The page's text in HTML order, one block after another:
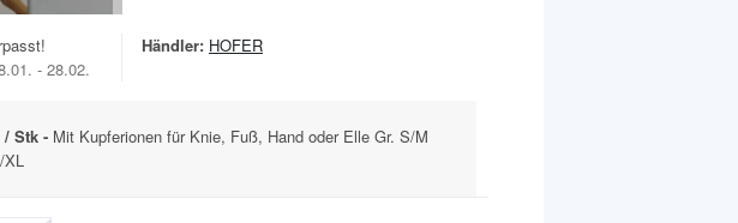
- 28.02.
Händler: HOFER
/ Stk - Mit Kupferionen für Knie, Fuß, Hand oder Elle Gr. S/M